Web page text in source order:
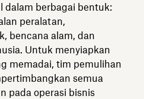
dalam berbagai bentuk:
peralatan,
bencana alam, dan
Untuk menyiapkan
memadai, tim pemulihan
semua
pada operasi bisnis